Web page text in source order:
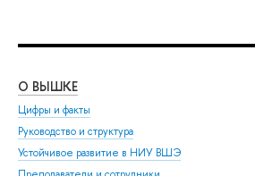
О ВЫШКЕ
Цифры и факты
Руководство и структура
Устойчивое развитие в НИУ ВШЭ